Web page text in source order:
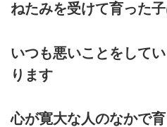
ねたみを受けて育った
いつも悪いことをして
ります
心が寛大な人のなかで